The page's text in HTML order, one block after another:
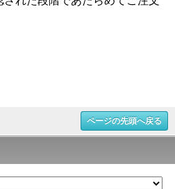
ページの先頭へ戻る